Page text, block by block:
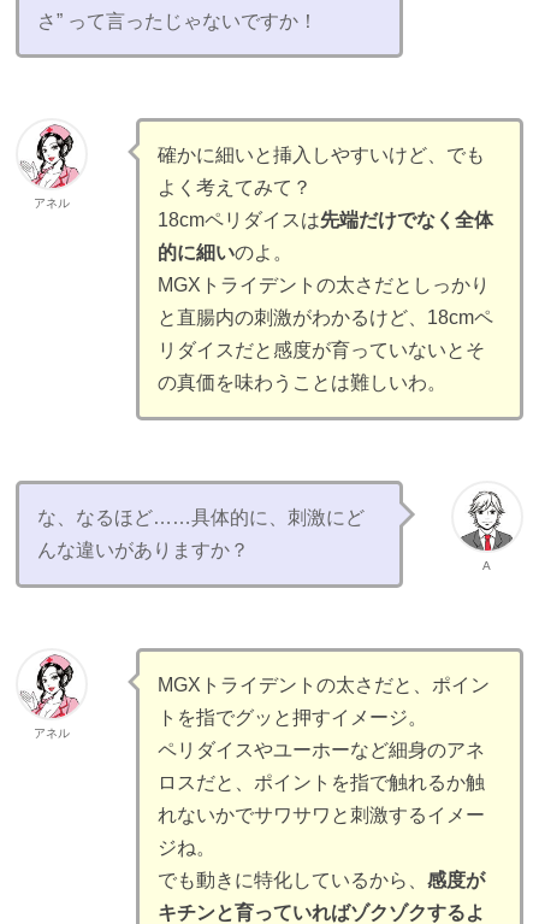
さ” って言ったじゃないですか！
アネル
確かに細いと挿入しやすいけど、でも
よく考えてみて？
18cmペリダイスは先端だけでなく全体
的に細いのよ。
MGXトライデントの太さだとしっかり
と直腸内の刺激がわかるけど、18cmペ
リダイスだと感度が育っていないとそ
の真価を味わうことは難しいわ。
A
な、なるほど……具体的に、刺激にど
んな違いがありますか？
アネル
MGXトライデントの太さだと、ポイン
トを指でグッと押すイメージ。
ペリダイスやユーホーなど細身のアネ
ロスだと、ポイントを指で触れるか触
れないかでサワサワと刺激するイメー
ジね。
でも動きに特化しているから、 感度が
キチンと育っていればゾクゾクするよ